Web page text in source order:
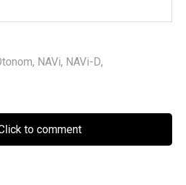
, NAVi, NAVi-D,
to comment